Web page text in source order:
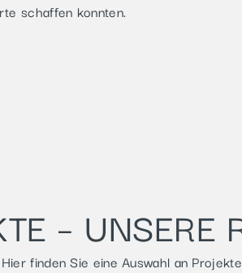
schaffen konnten.
– UNSERE
finden Sie eine Auswahl an